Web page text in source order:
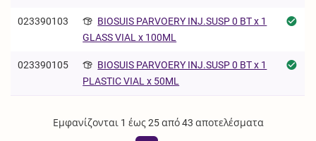
023390103
BIOSUIS PARVOERY INJ.SUSP 0 BT x 1
GLASS VIAL x 100ML
023390105
BIOSUIS PARVOERY INJ.SUSP 0 BT x 1
PLASTIC VIAL x 50ML
Εμφανίζονται 1 έως 25 από 43 αποτελέσματα